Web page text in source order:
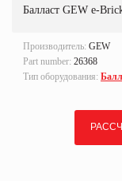
Балласт GEW e-
Производитель: GEW
Part number: 26368
Тип оборудования: